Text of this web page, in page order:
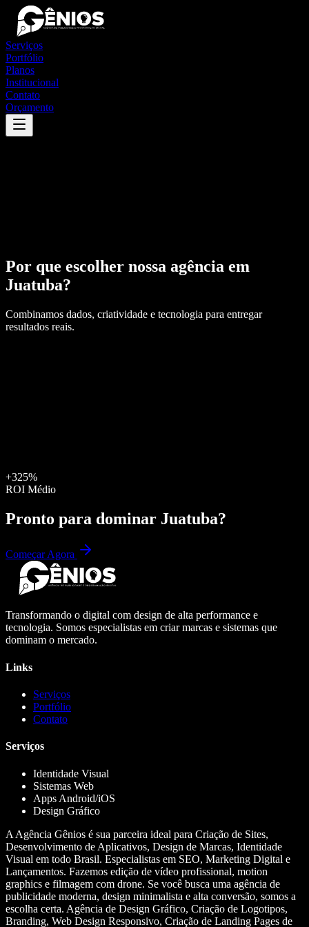
Serviços
Portfólio
Planos
Institucional
Contato
Orçamento
Por que escolher nossa agência em
Juatuba?
Combinamos dados, criatividade e tecnologia para entregar
resultados reais.
+325%
ROI Médio
Pronto para dominar Juatuba?
Começar Agora
Transformando o digital com design de alta performance e
tecnologia. Somos especialistas em criar marcas e sistemas que
dominam o mercado.
Links
Serviços
Portfólio
Contato
Serviços
Identidade Visual
Sistemas Web
Apps Android/iOS
Design Gráfico
A Agência Gênios é sua parceira ideal para Criação de Sites,
Desenvolvimento de Aplicativos, Design de Marcas, Identidade
Visual em todo Brasil. Especialistas em SEO, Marketing Digital e
Lançamentos. Fazemos edição de vídeo profissional, motion
graphics e filmagem com drone. Se você busca uma agência de
publicidade moderna, design minimalista e alta conversão, somos a
escolha certa. Agência de Design Gráfico, Criação de Logotipos,
Branding, Web Design Responsivo, Criação de Landing Pages de